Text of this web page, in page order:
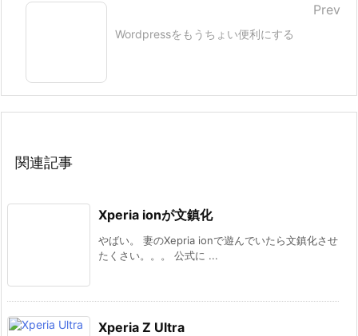
Wordpressをもうちょい便利にする
Prev
関連記事
Xperia ionが文鎮化
やばい。 妻のXepria ionで遊んでいたら文鎮化させ
たくさい。。。 公式に ...
Xperia Z Ultra